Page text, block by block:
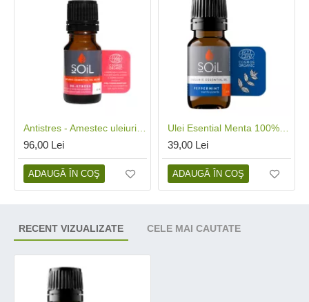
96,00 Lei
ADAUGĂ ÎN COŞ
39,00 Lei
ADAUGĂ ÎN COŞ
RECENT VIZUALIZATE CELE MAI CAUTATE